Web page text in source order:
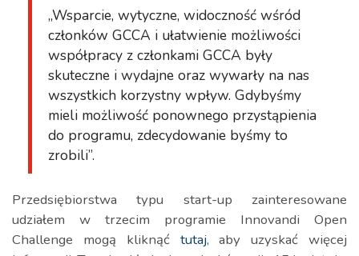
„Wsparcie, wytyczne, widoczność wśród
członków GCCA i ułatwienie możliwości
współpracy z członkami GCCA były
skuteczne i wydajne oraz wywarły na nas
wszystkich korzystny wpływ. Gdybyśmy
mieli możliwość ponownego przystąpienia
do programu, zdecydowanie byśmy to
zrobili”.
Przedsiębiorstwa typu start-up zainteresowane
udziałem w trzecim programie Innovandi Open
Challenge mogą kliknąć tutaj, aby uzyskać więcej